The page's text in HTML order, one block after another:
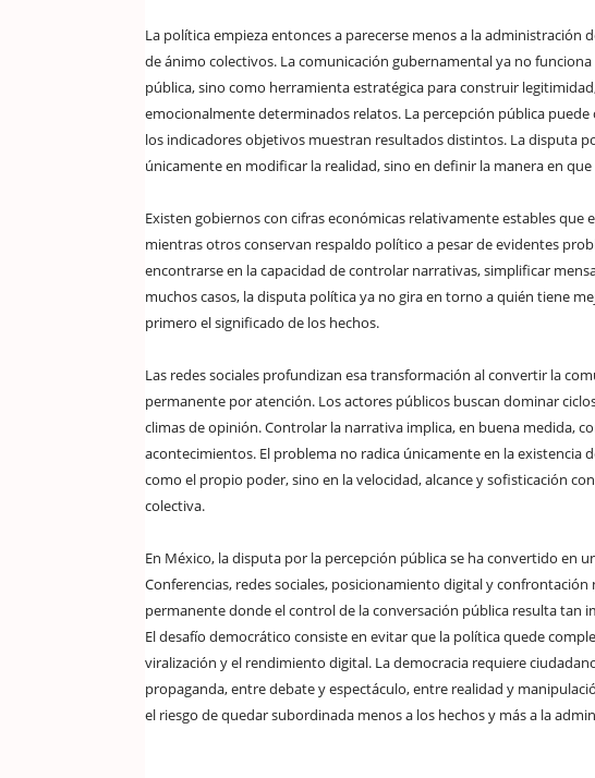
La política empieza entonces a parecerse menos a la administración
de ánimo colectivos. La comunicación gubernamental ya no
pública, sino como herramienta estratégica para construir
emocionalmente determinados relatos. La percepción pública
los indicadores objetivos muestran resultados distintos. La disputa
únicamente en modificar la realidad, sino en definir la manera en
Existen gobiernos con cifras económicas relativamente estables
mientras otros conservan respaldo político a pesar de evidentes
encontrarse en la capacidad de controlar narrativas, simplificar
muchos casos, la disputa política ya no gira en torno a quién tiene
primero el significado de los hechos.
Las redes sociales profundizan esa transformación al convertir la
permanente por atención. Los actores públicos buscan dominar
climas de opinión. Controlar la narrativa implica, en buena medida,
acontecimientos. El problema no radica únicamente en la
como el propio poder, sino en la velocidad, alcance y sofisticación
colectiva.
En México, la disputa por la percepción pública se ha convertido en
Conferencias, redes sociales, posicionamiento digital y
permanente donde el control de la conversación pública resulta tan
El desafío democrático consiste en evitar que la política quede
viralización y el rendimiento digital. La democracia requiere
propaganda, entre debate y espectáculo, entre realidad y
el riesgo de quedar subordinada menos a los hechos y más a la